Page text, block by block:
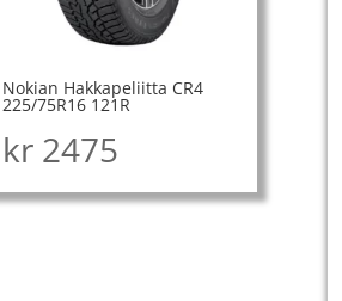
Nokian Hakkapeliitta CR4
225/75R16 121R
kr 2475